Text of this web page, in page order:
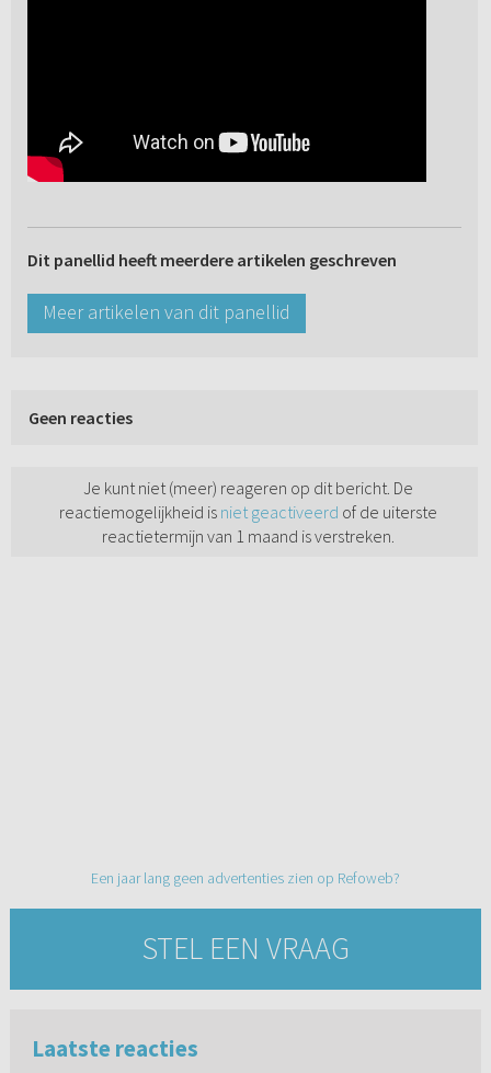
Dit panellid heeft meerdere artikelen geschreven
Meer artikelen van dit panellid
Geen reacties
Je kunt niet (meer) reageren op dit bericht. De
reactiemogelijkheid is niet geactiveerd of de uiterste
reactietermijn van 1 maand is verstreken.
Een jaar lang geen advertenties zien op Refoweb?
STEL EEN VRAAG
Laatste reacties